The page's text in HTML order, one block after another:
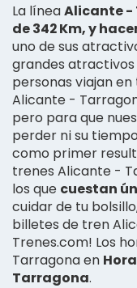
La líneaAlicante -
de 342 Km, y
uno de sus
grandes atractivos
personas viajan
Alicante -
pero para que
perder ni su
como primer
trenes Alicante -
los que cuestan
cuidar de tu
billetes de tren
Trenes.com! Los
Tarragona en
Tarragona.